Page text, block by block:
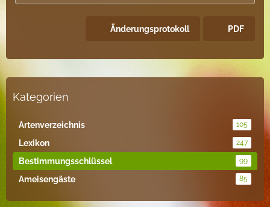
Änderungsprotokoll PDF
Kategorien
Artenverzeichnis 105
Lexikon 247
Bestimmungsschlüssel 99
Ameisengäste 85